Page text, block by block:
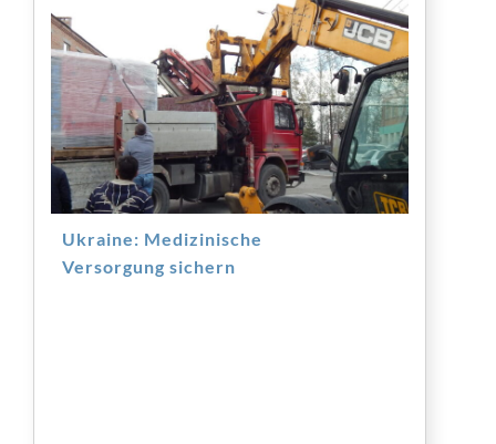
Ukraine: Medizinische
Versorgung sichern